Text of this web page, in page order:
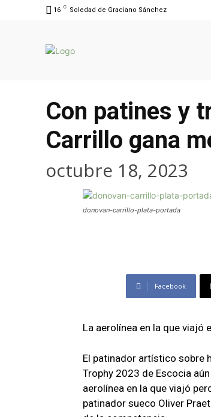
16 C Soledad de Graciano Sánchez
Con patines y
Carrillo gana
octubre 18, 2023
donovan-carrillo-plata-portada
Facebook
La aerolínea en la que viajó
El patinador artístico sobre
Trophy 2023 de Escocia
aerolínea en la que viajó
patinador sueco Oliver